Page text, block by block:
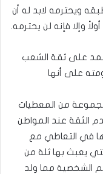
ويحترمه لابد له أن
وإلا فإنه لن يحترمه.
على ثقة الشعب
على أنها
من المعطيات
الثقة عند المواطن
في التعاطي مع
يعبث بها ثلة من
الشخصية مما ولد